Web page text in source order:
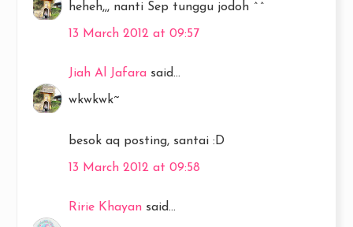
heheh,,, nanti Sep tunggu jodoh ^^
13 March 2012 at 09:57
Jiah Al Jafara said...
wkwkwk~
besok aq posting, santai :D
13 March 2012 at 09:58
Ririe Khayan said...